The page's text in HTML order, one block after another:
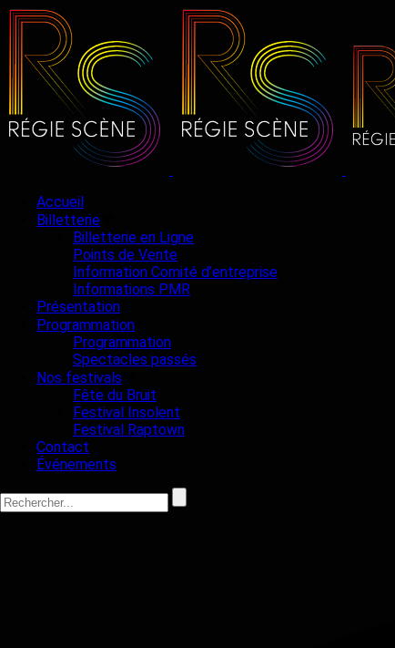
Accueil
Billetterie
Billetterie en Ligne
Points de Vente
Information Comité d’entreprise
Informations PMR
Présentation
Programmation
Programmation
Spectacles passés
Nos festivals
Fête du Bruit
Festival Insolent
Festival Raptown
Contact
Événements